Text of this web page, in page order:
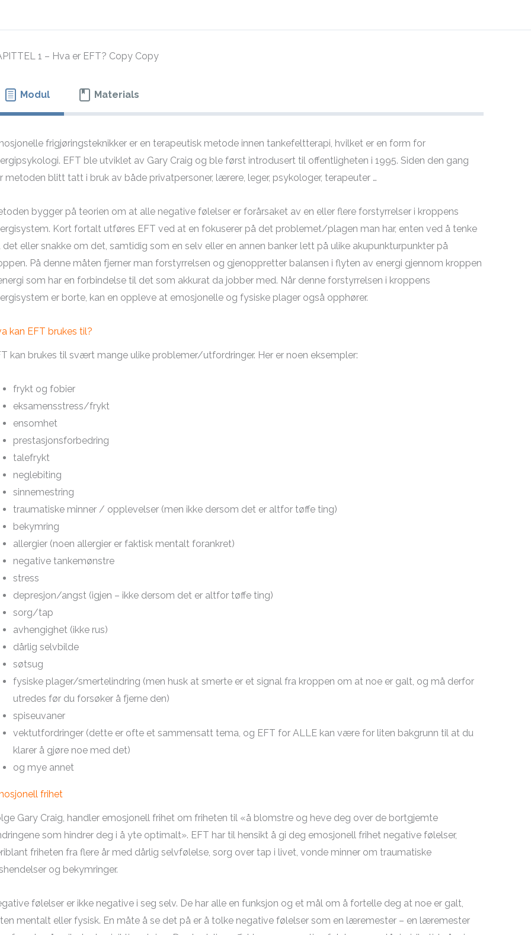
1 – Hva er EFT? Copy Copy
Modul Materials
frigjøringsteknikker er en terapeutisk metode innen tankefeltterapi, hvilket er en form for
EFT ble utviklet av Gary Craig og ble først introdusert til offentligheten i 1995. Siden den gang
metoden blitt tatt i bruk av både privatpersoner, lærere, leger, psykologer, terapeuter …
bygger på teorien om at alle negative følelser er forårsaket av en eller flere forstyrrelser i kroppens
Kort fortalt utføres EFT ved at en fokuserer på det problemet/plagen man har, enten ved å tenke
det eller snakke om det, samtidig som en selv eller en annen banker lett på ulike akupunkturpunkter på
På denne måten fjerner man forstyrrelsen og gjenoppretter balansen i flyten av energi gjennom kroppen
som har en forbindelse til det som akkurat da jobber med. Når denne forstyrrelsen i kroppens
er borte, kan en oppleve at emosjonelle og fysiske plager også opphører.
kan EFT brukes til?
kan brukes til svært mange ulike problemer/utfordringer. Her er noen eksempler:
frykt og fobier
eksamensstress/frykt
ensomhet
prestasjonsforbedring
talefrykt
neglebiting
sinnemestring
traumatiske minner / opplevelser (men ikke dersom det er altfor tøffe ting)
bekymring
allergier (noen allergier er faktisk mentalt forankret)
negative tankemønstre
stress
depresjon/angst (igjen – ikke dersom det er altfor tøffe ting)
sorg/tap
avhengighet (ikke rus)
dårlig selvbilde
søtsug
fysiske plager/smertelindring (men husk at smerte er et signal fra kroppen om at noe er galt, og må derfor
utredes før du forsøker å fjerne den)
spiseuvaner
vektutfordringer (dette er ofte et sammensatt tema, og EFT for ALLE kan være for liten bakgrunn til at du
klarer å gjøre noe med det)
og mye annet
frihet
Gary Craig, handler emosjonell frihet om friheten til «å blomstre og heve deg over de bortgjemte
som hindrer deg i å yte optimalt». EFT har til hensikt å gi deg emosjonell frihet negative følelser,
friheten fra flere år med dårlig selvfølelse, sorg over tap i livet, vonde minner om traumatiske
og bekymringer.
følelser er ikke negative i seg selv. De har alle en funksjon og et mål om å fortelle deg at noe er galt,
mentalt eller fysisk. En måte å se det på er å tolke negative følelser som en læremester – en læremester